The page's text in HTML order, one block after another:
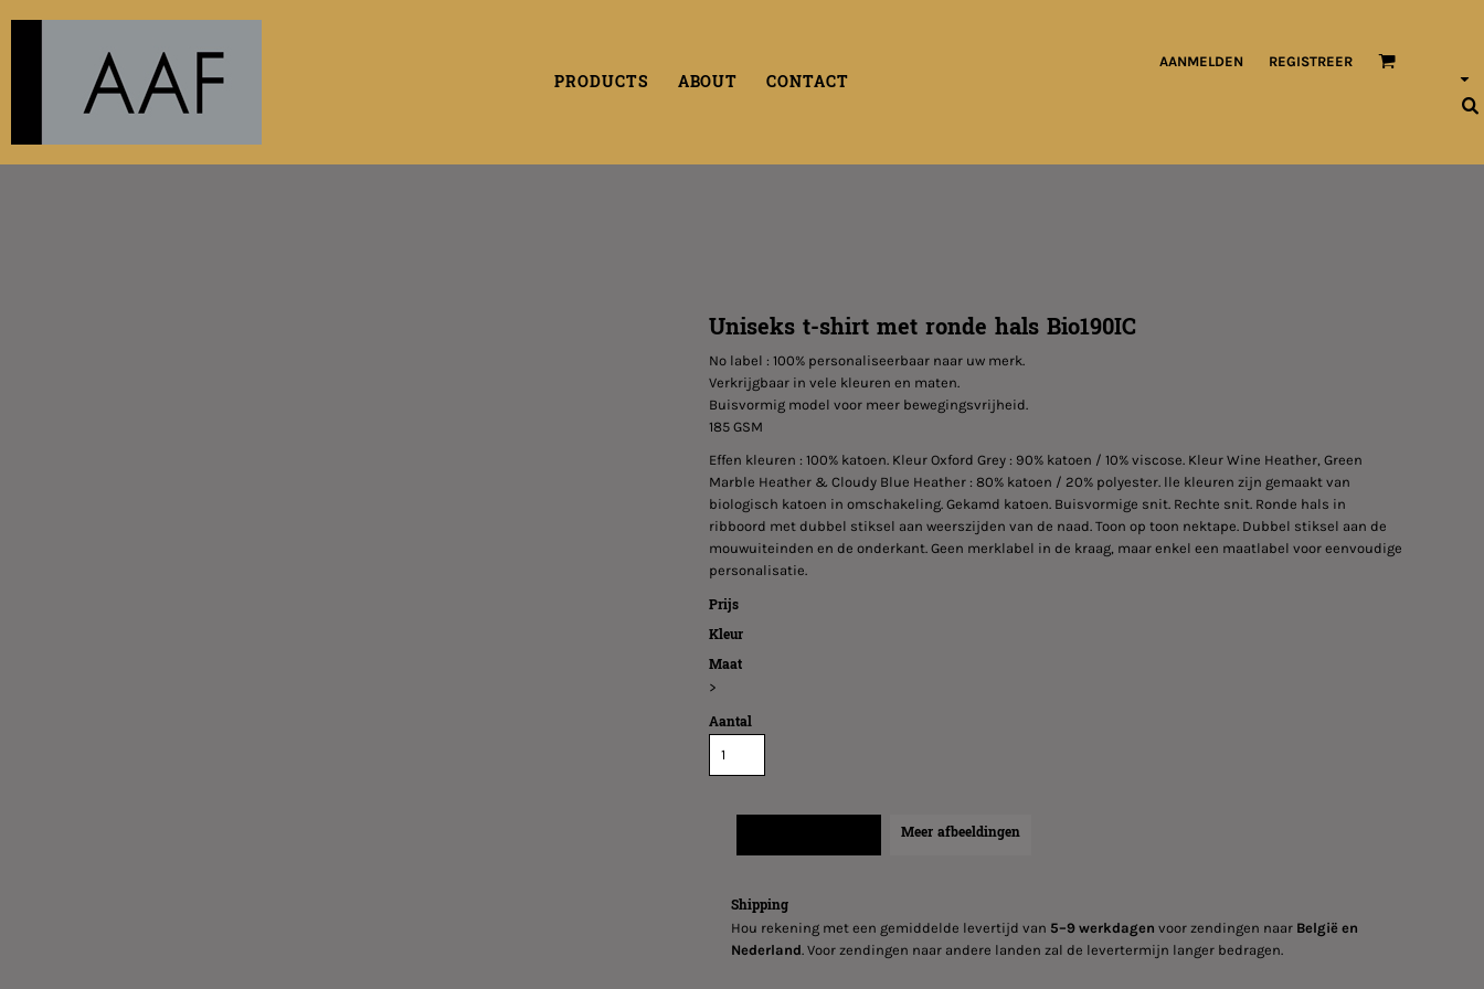
PRODUCTS ABOUT CONTACT
AANMELDEN REGISTREER
Uniseks t-shirt met ronde hals Bio190IC
No label : 100% personaliseerbaar naar uw merk.
Verkrijgbaar in vele kleuren en maten.
Buisvormig model voor meer bewegingsvrijheid.
185 GSM
Effen kleuren : 100% katoen. Kleur Oxford Grey : 90% katoen / 10% viscose. Kleur Wine Heather, Green
Marble Heather & Cloudy Blue Heather : 80% katoen / 20% polyester. lle kleuren zijn gemaakt van
biologisch katoen in omschakeling. Gekamd katoen. Buisvormige snit. Rechte snit. Ronde hals in
ribboord met dubbel stiksel aan weerszijden van de naad. Toon op toon nektape. Dubbel stiksel aan de
mouwuiteinden en de onderkant. Geen merklabel in de kraag, maar enkel een maatlabel voor eenvoudige
personalisatie.
Prijs
Kleur
Maat
>
Aantal
Meer afbeeldingen
Shipping
Hou rekening met een gemiddelde levertijd van 5–9 werkdagen voor zendingen naar België en
Nederland. Voor zendingen naar andere landen zal de levertermijn langer bedragen.
ABOUT
CONTACT